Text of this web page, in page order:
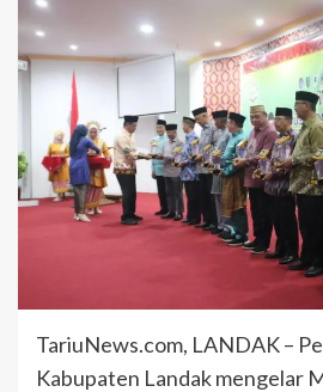
TariuNews.com, LANDAK –
Kabupaten Landak mengelar